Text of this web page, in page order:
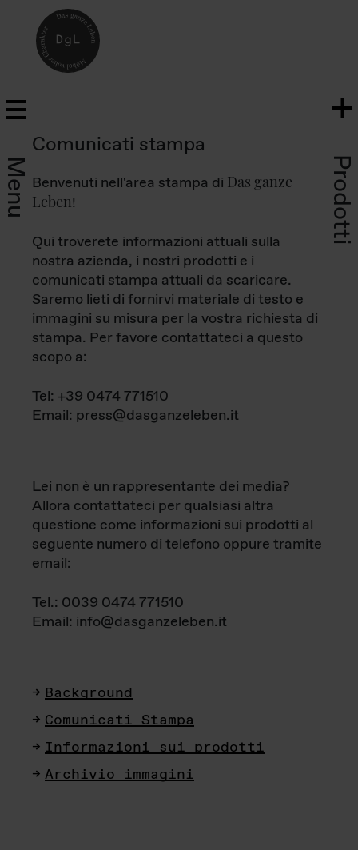
Menu Prodotti
Comunicati stampa
Benvenuti nell'area stampa di Das ganze
Leben!
Qui troverete informazioni attuali sulla
nostra azienda, i nostri prodotti e i
comunicati stampa attuali da scaricare.
Saremo lieti di fornirvi materiale di testo e
immagini su misura per la vostra richiesta di
stampa. Per favore contattateci a questo
scopo a:
Tel: +39 0474 771510
Email: press@dasganzeleben.it
Lei non è un rappresentante dei media?
Allora contattateci per qualsiasi altra
questione come informazioni sui prodotti al
seguente numero di telefono oppure tramite
email:
Tel.: 0039 0474 771510
Email: info@dasganzeleben.it
Background
Comunicati Stampa
Informazioni sui prodotti
Archivio immagini